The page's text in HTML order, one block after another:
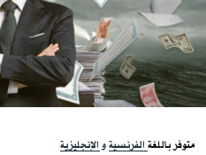
متوفر باللغة الفرنسية الإنجليزية